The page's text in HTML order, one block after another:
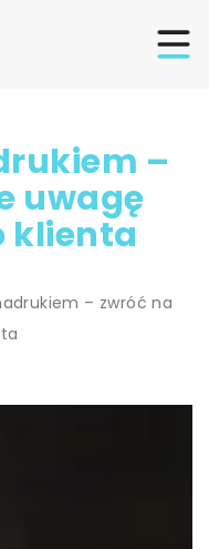
–
uwagę
klienta
– zwróć na